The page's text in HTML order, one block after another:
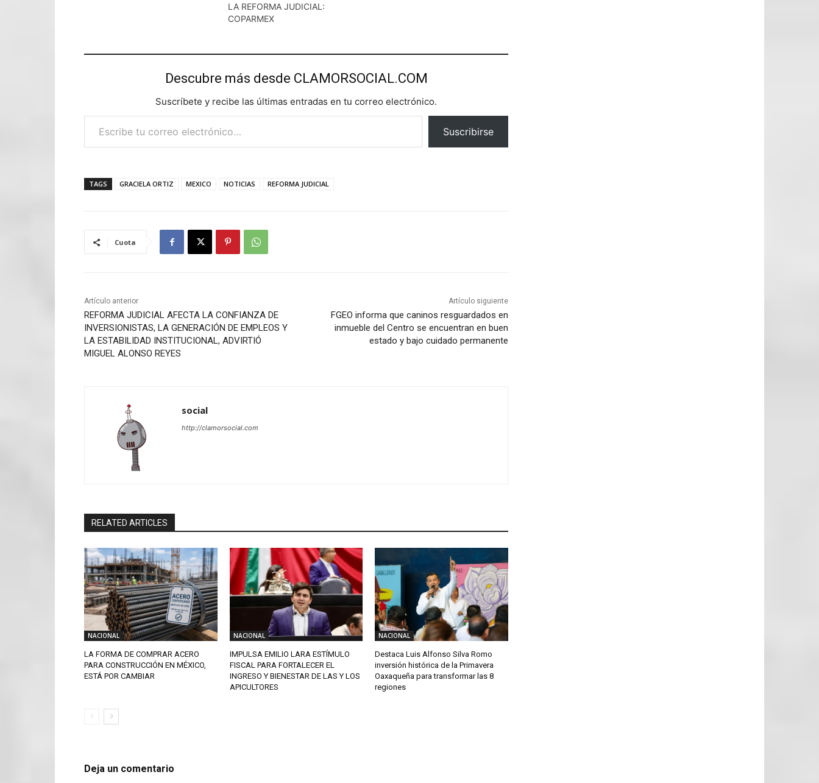
LA REFORMA JUDICIAL:
COPARMEX
Descubre más desde CLAMORSOCIAL.COM
Suscríbete y recibe las últimas entradas en tu correo electrónico.
Escribe tu correo electrónico…
Suscribirse
TAGS GRACIELA ORTIZ MEXICO NOTICIAS REFORMA JUDICIAL
Cuota
Artículo anterior
REFORMA JUDICIAL AFECTA LA CONFIANZA DE
INVERSIONISTAS, LA GENERACIÓN DE EMPLEOS Y
LA ESTABILIDAD INSTITUCIONAL, ADVIRTIÓ
MIGUEL ALONSO REYES
Artículo siguiente
FGEO informa que caninos resguardados en
inmueble del Centro se encuentran en buen
estado y bajo cuidado permanente
social
http://clamorsocial.com
RELATED ARTICLES
NACIONAL
LA FORMA DE COMPRAR ACERO
PARA CONSTRUCCIÓN EN MÉXICO,
ESTÁ POR CAMBIAR
NACIONAL
IMPULSA EMILIO LARA ESTÍMULO
FISCAL PARA FORTALECER EL
INGRESO Y BIENESTAR DE LAS Y LOS
APICULTORES
NACIONAL
Destaca Luis Alfonso Silva Romo
inversión histórica de la Primavera
Oaxaqueña para transformar las 8
regiones
Deja un comentario